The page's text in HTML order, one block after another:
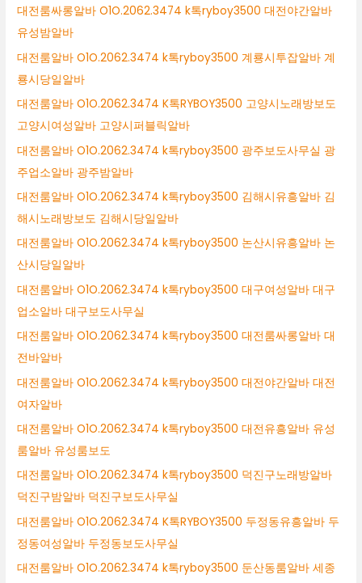
대전룸싸롱알바 O1O.2062.3474 k톡ryboy3500 대전야간알바
유성밤알바
대전룸알바 O1O.2062.3474 k톡ryboy3500 계룡시투잡알바 계
룡시당일알바
대전룸알바 O1O.2062.3474 K톡RYBOY3500 고양시노래방보도
고양시여성알바 고양시퍼블릭알바
대전룸알바 O1O.2062.3474 k톡ryboy3500 광주보도사무실 광
주업소알바 광주밤알바
대전룸알바 O1O.2062.3474 k톡ryboy3500 김해시유흥알바 김
해시노래방보도 김해시당일알바
대전룸알바 O1O.2062.3474 k톡ryboy3500 논산시유흥알바 논
산시당일알바
대전룸알바 O1O.2062.3474 k톡ryboy3500 대구여성알바 대구
업소알바 대구보도사무실
대전룸알바 O1O.2062.3474 k톡ryboy3500 대전룸싸롱알바 대
전바알바
대전룸알바 O1O.2062.3474 k톡ryboy3500 대전야간알바 대전
여자알바
대전룸알바 O1O.2062.3474 k톡ryboy3500 대전유흥알바 유성
룸알바 유성룸보도
대전룸알바 O1O.2062.3474 k톡ryboy3500 덕진구노래방알바
덕진구밤알바 덕진구보도사무실
대전룸알바 O1O.2062.3474 K톡RYBOY3500 두정동유흥알바 두
정동여성알바 두정동보도사무실
대전룸알바 O1O.2062.3474 k톡ryboy3500 둔산동룸알바 세종